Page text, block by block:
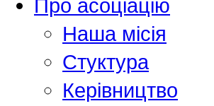
Про асоціацію
Наша місія
Стуктура
Керівництво